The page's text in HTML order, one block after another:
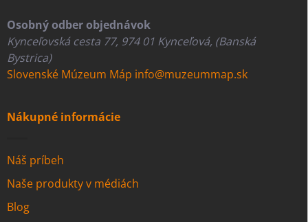
Osobný odber objednávok
Kynceľovská cesta 77, 974 01 Kynceľová, (Banská
Bystrica)
Slovenské Múzeum Máp info@muzeummap.sk
Nákupné informácie
Náš príbeh
Naše produkty v médiách
Blog